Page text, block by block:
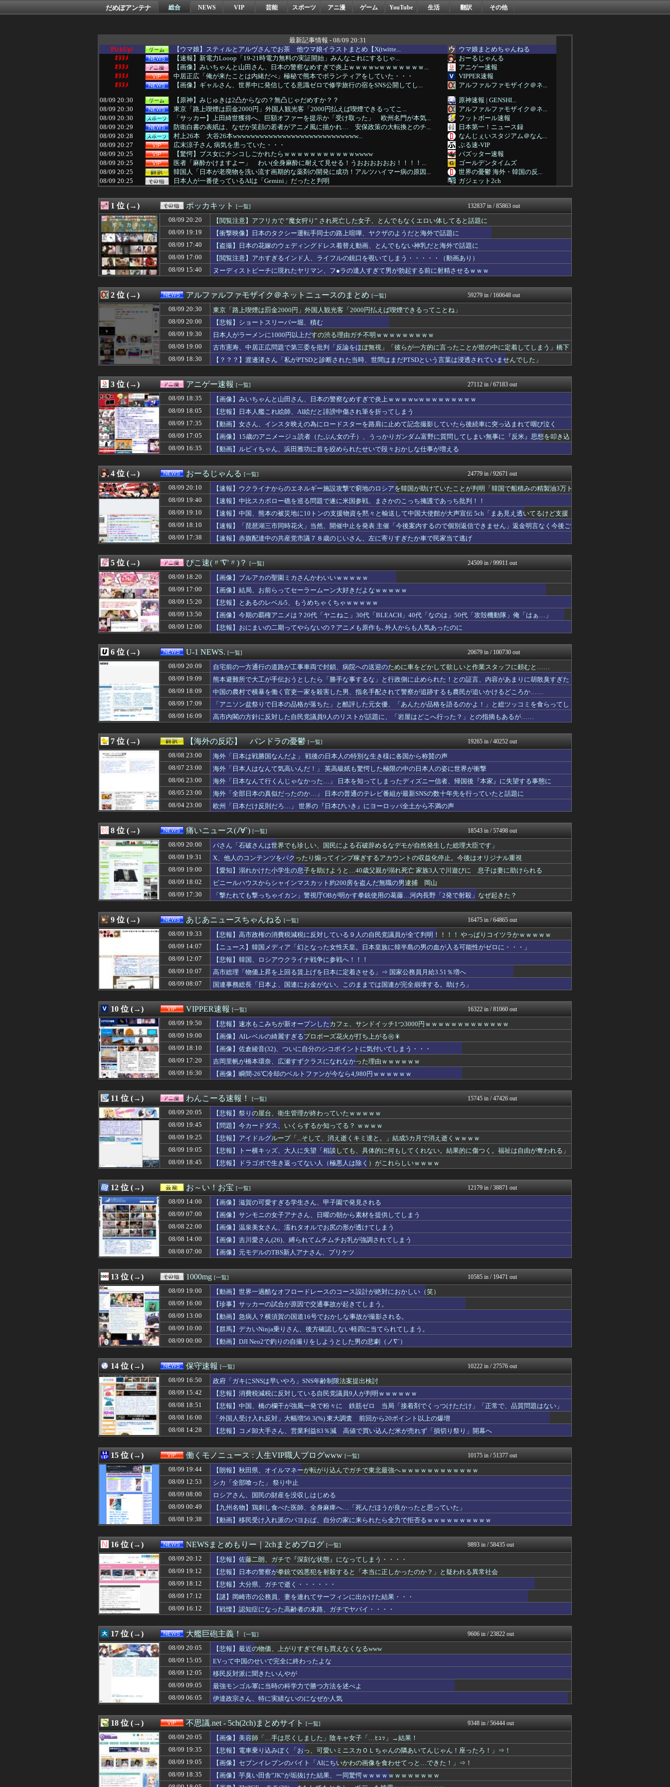
だめぽアンテナ 総合 NEWS VIP 芸能 スポーツ アニ漫 ゲーム YouTube 生活 翻訳 その他
最新記事情報 - 08/09 20:31
PickUp!
【ウマ娘】スティルとアルヴさんでお茶 他ウマ娘イラストまとめ【X(twitte...
ウマ娘まとめちゃんねる
ｵﾇﾇﾒ
【速報】新電力Looop「19-21時電力無料の実証開始」みんなこれにするじゃ...
おーるじゃんる
ｵﾇﾇﾒ
【画像】みいちゃんと山田さん、日本の警察なめすぎで炎上ｗｗｗｗwｗｗｗｗｗｗｗ...
アニゲー速報
ｵﾇﾇﾒ
中居正広「俺が来たことは内緒だべ」極秘で熊本でボランティアをしていた・・・
VIPPER速報
ｵﾇﾇﾒ
【画像】ギャルさん、世界中に発信してる意識ゼロで修学旅行の宿をSNS公開してし...
アルファルファモザイク＠ネ...
08/09 20:30
【原神】みじゅきは2凸からなの？無凸じゃだめすか？？
原神速報 | GENSHI...
08/09 20:30
東京「路上喫煙は罰金2000円」外国人観光客「2000円払えば喫煙できるってこ...
アルファルファモザイク＠ネ...
08/09 20:30
「サッカー】上田綺世獲得へ、巨額オファーを提示か「受け取った」 欧州名門が本気...
フットボール速報
08/09 20:29
防衛白書の表紙は、なぜか笑顔の若者がアニメ風に描かれ… 安保政策の大転換とのチ...
日本第一！ニュース録
08/09 20:28
村上26本 大谷26本wwwwwwwwwwwwwwwwwwwwwwwwwwww...
なんじぇいスタジアム＠なん...
08/09 20:27
広末涼子さん 病気を患っていた・・・
ぶる速-VIP
08/09 20:25
【驚愕】ブス女にチンコしごかれたらｗｗｗｗｗｗｗｗｗｗｗwwww
バズッター速報
08/09 20:25
医者「麻酔かけますよー」 わい(全身麻酔に耐えて見せる！うおおおおおお！！！！...
ゴールデンタイムズ
08/09 20:25
韓国人「日本が老廃物を洗い流す画期的な薬剤の開発に成功！アルツハイマー病の原因...
世界の憂鬱 海外・韓国の反...
08/09 20:25
日本人が一番使っているAIは「Gemini」だったと判明
ガジェット2ch
08/09 20:20
韓国人のキムチ消費量が15年で急減 「1日中食べない」人も増加
キムチ速報
08/09 20:20
【閲覧注意】アフリカで ”魔女狩り” され死亡した女子、とんでもなくエロい体し...
ポッカキット
08/09 20:18
8月9日 ロッテ７－２オリックス ルケーシーが初先発で4回2失点、初回山口の一...
まとめロッテ！
08/09 20:18
【悲報】ドラゴンボールセル編の戦犯、ガチでアイツ一択だったｗｗｗｗ
アニはつ -アニメ発信場-
08/09 20:15
【画像】最近のアラフィフ女性、限界突破してしまうWWWW
まとめCUP
08/09 20:14
【敗戦】西武ファン集合（2026.8.9）
やみ速@なんJ西武まとめ
08/09 20:13
海外の反応アニメ【BLEACＨ 千年血戦篇-禍進譚-】第43話感想「今後一切の...
世界のジャンプ速報
08/09 20:12
【朗報】カープ鈴木健矢、6回2安打1失点！床田の代役先発で快投し鯉党に絶賛され...
広島東洋カープまとめブログ...
08/09 20:12
【画像】嫁の浮気が発覚。中学生になる子供たちに離婚理由は話した方がいい？
浮気ちゃんねる
08/09 20:12
私が作った餃子ラーメンを見てくれ←「見事だ」（海外の反応）
海外さんいらっしゃい 海外...
08/09 20:11
【ホロライブ】急にエッッなイラスト出してきてびっくりしたで
ホロ速
08/09 20:11
「撃たれても撃っちゃイカン」警視庁OBが明かす拳銃使用の葛藤…河内長野「2発で...
08/09 20:11
【悲報】渡邊渚さん、意味深フォトwwwwwwwwwwwwwwww（画像あり）
mashlife通信
08/09 20:10
【阪神対中日19回戦】阪神・近本、中日・柳から今季第1号先制ソロホームラン！！...
08/09 20:10
パルワールドを43インチ4kでプレイすると迫力がすごい！
08/09 20:10
ドイツ空港のウクライナ支援機を狙った軍用爆弾ドローン、空港職員が蹴り落として偶...
ゴールデンタイムズ
08/09 20:10
アシックス里山スタジアムの増席工事が完了…収容人数は従来の5,316人から8,...
Samurai GOAL
08/09 20:10
【動画】巨乳ギャルさん、お◯ぱいがバインバインｗｗｗｗｗｗｗｗｗｗｗｗｗｗｗ
なんJミュージアム
08/09 20:10
【速報】ウクライナからのエネルギー施設攻撃で窮地のロシアを韓国が助けていたこと...
おーるじゃんる
08/09 20:09
ワイ、スパチャじゃなくて「普通のコメント」で兎田ぺこらに読み上げられるw
トレンドの通り道
08/09 20:09
自宅前の一方通行の道路が工事車両で封鎖、病院への送迎のために車をどかして欲しい...
U-1 NEWS.
08/09 20:09
すいとんってもしかして貧乏ご飯？子供と食べてたすいとんを体調の悪い夫に勧めた
おうち速報
08/09 20:09
【悲報】名探偵プリキュア、前作から売上が10億円ダウンwwwwwwwww
08/09 20:08
【驚愕】名作『スーパーの裏でヤニ吸うふたり』とかいうアニメ、凄い事に気付いた！...
デジタルニューススレッド
08/09 20:06
ニートの弟が住む格安マンションへ行ったらゴミの中でガリガリに痩せて倒れてた。風...
修羅場ライフ速報
08/09 20:06
【動画】海外の変態、レベチｗｗｗｗｗｗｗ
まにゅそく 2chまとめニ...
08/09 20:05
【画像】美容師「…手は尽くしました」陰キャ女子「…ﾋｭｯ」→結果！
不思議.net - 5ch...
08/09 20:05
音楽の「バンド」って意味あるんか？
V系まとめ速報
08/09 20:05
ダウンロード版買うやつの特徴「５０％OFFが購入最低ライン」
げぇ速
08/09 20:05
【郎報】新人エロ漫画家「デカケツのエロ漫画を描くか…」←1000万円稼いでしま...
アニチャット
08/09 20:05
【ロッテ対オリックス20回戦】ロッテ またも八木が白星 パ2位無傷の9勝目 2...
なんじぇいスタジアム＠なん...
【画像】白石麻衣(33)さん、セクシーマダムみたいな妖艶なビジュアルが話題にな...
女子アナお宝画像速報－5c...
08/09 20:05
【悲報】祭りの屋台、衛生管理が終わっていたｗｗｗｗｗ
わんこーる速報！
08/09 20:05
謎の勢力「AI発展したらお前らは皆クビになるわ」→未だかつてAIのせいで失業し...
ニュース30over
08/09 20:04
お前ら今期アニメ何見てるの？
おたくみくす 声優まとめ
08/09 20:03
向かいの倉庫が火の海となり、私は一人で家に水をかけ続けた。近所の人も兄嫁も「心...
修羅の華-家庭・生活まとめ
08/09 20:02
【画像】Hカップグラドル「どんな私も愛してね❤」
いたしん！
08/09 20:02
ナイトガンダム物語←ナイトガンダムしか覚えてないという事実
GUNDAM.LOG｜ガン...
08/09 20:01
アップルVSマイクロソフトならどっちが強いんや？
08/09 20:01
【画像】人工肛門の松本人志さん、最新の姿に心配の声殺到…
凹凸ちゃんねる 発達障害・...
08/09 20:00
【遊戯王情報】「Yu-Gi-Oh! WORLD CHAMPIONSHIP 20...
スターライト速報 -遊戯王...
08/09 20:00
本来悪い意味じゃないのにもはやマイナスイメージしかない言葉ｗｗｗ
08/09 20:00
【動画】ルビィちゃん、浜田雅功に首を絞められたせいで段々おかしな仕事が増える
キニ速
08/09 20:00
【クレーマー】「電話とかせんでいいからそのままおいで」的なこと言ったら何とも有...
モナニュース
08/09 20:00
ニュータッチとかいう御当地ラーメンメーカーがほぼ全国制覇しててワロタｗｗｗｗ
ラーメン速報｜2chまとめ...
08/09 20:00
【お通しおでん食べ放題】激安居酒屋来たから実況するで
08/09 20:00
【画像】日向5期のフトモモ、大変なことになってるって...
乃木通 乃木坂46櫻坂46...
08/09 20:00
【勝利の女神：NIKKE】Hyper Body「シンデレラ」可動フィギュア【明...
fig速
学校行事で上履きやエプロンが必要になる度に『学校で用意して！買うならお金ちょう...
渡る世間はキチばかり - ...
08/09 20:00
パさん「石破さんは世界でも珍しい、国民による石破辞めるなデモが自然発生した総理...
痛いニュース(ﾉ∀`)
08/09 20:00
【画像】札幌の激安居酒屋来たから実況するで【実況】
2chまとめ・読み物・長編...
08/09 20:00
【悲報】ソシャゲ、次々とサ終→会社が過去最多で倒産しまくってしまう・・・
投資ちゃんねる
08/09 20:00
【ネット史】「鏡の中のアクトレス事件」夫は正しかったのに、なぜ喧嘩は終わらなか...
哲学ニュースnwk
08/09 20:00
【ウマ娘】さすがKFCはよく分かってらっしゃる…
パカ娘速報！！ウマ娘まとめ...
08/09 20:00
北アルプス槍ヶ岳の北鎌尾根付近で若い男性の遺体発見 尾根から数百メートル下の急...
登山ちゃんねる
08/09 20:00
いまだに続いていると聞いてビビる漫画「ながされて藍蘭島」「咲-Saki-」「ら...
08/09 20:00
千早「皆と仲良くなりたい」
08/09 20:00
【悲報】ショートスリーパー堀、積む
アルファルファモザイク＠ネ...
08/09 20:00
【歴史】「ああァ、だまされちゃった。今度生れる時はアメリカへ生れるぞ」 ２２歳...
みそパンNEWS
【お通し食べ放題】激安居酒屋来たから実況するでwwwwwwww（画像あり）
まんぷくにゅーす
08/09 20:00
海外「ピスタチオと一緒に、殻を入れる器まで出してある家」そこでもう全部の説明が...
Ask Reddit まと...
08/09 20:00
『スーパーロボット大戦』谷口監督「ガン×ソードが先なの、とちょっとびっくりしま...
けおけお速報
08/09 20:00
韓国人「サムスン電子が3%下落する時、レバレッジは-11%…上場わずか10日で...
08/09 20:00
『MYST』シリーズって正直ADVゲームの最高傑作だよね
ゆるゲーマー遅報
08/09 20:00
ポルカ「麻衣ちゃんいつもの…///」ｷﾞ〇ｷﾞ〇麻衣「……はぁ」
08/09 20:00
今週のファッショントレンドまとめ（2026年8月3日～8月9日）
ファ板速報
08/09 20:00
芸能人の移住報告が相次ぐ… 理由に「教育移住」 菊地亜美、舟山久美子、優木まお...
エアライン本舗
08/09 20:00
【悲報】”サ終”相次ぐスマホゲーム、倒産も急増 過去最多ペースで推移
カンダタ速報
08/09 19:59
【驚愕】名作『スーパーの裏でヤニ吸うふたり』とかいうアニメ、凄い事に気付いた…...
デジタルニューススレッド
08/09 19:58
【速報】見たことない魔物を揺らしまくる生足かほりんwwwwwwwww
08/09 19:58
【鬼ｼｺ画像】巨乳ババア先輩(33)、休日にセフレ男とのセク口スでイキまくって...
えっ!?またここのサイト?
08/09 19:57
朝活してる人。何時に起きて何してる？
基地沢直樹-復讐・修羅場・...
08/09 19:57
良いなと思ってた上司が電車の窓を拳で叩いて勝ち誇ったような顔で中指を立ててる所...
基地沢直樹-復讐・修羅場・...
08/09 19:56
SB前田悠伍(20) 1.75 10勝0敗 77回
なんじぇいスタジアム＠なん...
08/09 19:56
宗教ってすごい発明だよね
まとめたニュース
上げ底で「食べやすいサイズになりました」→実質値上げでは！？ 物価上昇が続く中...
国難にあってもの申す！！
【画像】 ワンピース原作者「何が "ちいかわ" だ」
なんJ PRIDE
08/09 19:53
（ ´_ゝ`）サンモニ、永住許可厳格化を批判 ジャーナリスト「永住権は生活の基...
08/09 19:53
【速報】日本代表MF佐野航大、オランダ王者PSV加入キター、兄弟そろって凄すぎ...
【サッカー まとめ】サカラ...
08/09 19:53
【勝利】ホークスファン集合（2026.8.9）
鷹速@ホークスまとめブログ
08/09 19:52
【悲報】ルビィちゃんの声優、落とし穴に落とされる・・・
ぐら速 -声優まとめ速報-
08/09 19:50
【悲報】速水もこみちが新オープンしたカフェ、サンドイッチ1つ3000円ｗｗｗｗ...
VIPPER速報
08/09 19:50
【画像】速水もこみちが新オープンしたカフェ、サンドイッチ1つ3000円wwww...
ラビット速報
08/09 19:48
【画像】タコ焼き100個入り1,980円買いか？
アナ速‐女子アナ画像速報
08/09 19:48
【日向坂46】あの件、切り抜かれる・・・
08/09 19:47
【西武対ソフトバンク20回戦】ソフトバンク完封リレーで快勝 前田悠は７回無失点...
なんじぇいスタジアム＠なん...
08/09 19:47
千葉県民あつまれ！
08/09 19:46
【試合後コメント】新庄監督｜楽天 19回戦｜コメントまとめ｜8/9
08/09 19:45
◆朗報◆プレミア昇格コヴェントリーMF坂元達裕、PSMでPSMエスパニョール戦...
WorldFootball...
08/09 19:45
佐倉綾音(32)、悠木碧（34）、早見沙織（35）←ここら辺の独身ベテラン声優...
(*ﾟ∀ﾟ)ゞカガクニュー...
08/09 19:44
【朗報】秋田県、オイルマネーが転がり込んでガチで東北最強へｗｗｗｗｗｗｗｗｗｗ...
働くモノニュース : 人生...
08/09 19:43
8割がGemini利用、ChatGPTは68% AI利用調査🤖
育児板拾い読み
08/09 19:43
【櫻坂46】「尖っていて...」メンバーの意外な友達事情が明らかに
08/09 19:42
中国人「中国では赤信号でも右折できます」
08/09 19:41
安かったからGANTZ全巻買ったんだが
理想ちゃんねる
08/09 19:41
ベトナム人「海外で有名になりすぎた母国の料理といえば何？」
海外の万国反応記＠海外の反...
ダルベック 打率.266 18本塁打 61打点 ←この人の評価
なんじぇいスタジアム＠なん...
「途中から急激につまらなくなった漫画」←なに思い浮かべた？
08/09 19:40
【動画】ノーパン女さん、激写されてしまうｗｗｗwｗｗｗｗｗｗｗｗ❤
なんJミュージアム
08/09 19:40
車で要らない装備、「電動シート」に決まる・・・ｗ
スコールちゃんねる｜２ちゃ...
08/09 19:40
中国製EVがスピードバンプで空転、進まずの動画が話題
にゅーすアルー！
08/09 19:40
【速報】中比スカボロー礁を巡る問題で遂に米国参戦、まさかのこっち擁護であっち批...
08/09 19:39
ヤフコメについて思うこと
08/09 19:39
嫁「本当に役立たず！」俺「もう限界だ…」→毎日のように浴びせられる暴言に耐えて...
鬼女はみた -修羅場・恋愛...
08/09 19:38
ピンクナンバー原付のマナーの悪さは異常
サイ速
08/09 19:37
【悲報】テイルズ「キャラS、戦闘S、声優S、シナリオD」←コイツが天下取れなか...
08/09 19:36
空調服やスポドリを完備していた50代男性、熱中症で死亡
08/09 19:35
スポーツにもに打ち込んで結構いい高校、国立大までいったのになんであんなんなっち...
子育てちゃんねる
08/09 19:34
【朗報】筋トレ民ぼく、最高の脚トレマシンに出会うｗｗｗｗｗｗ
筋肉速報
08/09 19:33
【悲報】高市政権の消費税減税に反対している９人の自民党議員が全て判明！！！！ ...
あじあニュースちゃんねる
08/09 19:33
【悲報】高樹沙耶のアニソン盆踊り批判「日本は品格落ちた」で大論争！過去の大麻発...
08/09 19:32
「鬼滅の刃」があそこまでヒットしたのって、やっぱ『ノイズ』が一切無いからよな！...
08/09 19:32
【画像】ビリー・アイリッシュ(24)さん、ライブでマンスジが見える衣装を着て炎...
いたしん！
08/09 19:32
【悲報】ディスクがあれば一生遊べるおじさん、嘘だった。識者「経年劣化で普通に割...
mutyunのゲーム+αブ...
08/09 19:31
浮気したのに最後まで被害者面してた妻
08/09 19:31
X、他人のコンテンツをパクったり煽ってインプ稼ぎするアカウントの収益化停止。今...
08/09 19:31
海外「無意味だ」長崎の平和祈念式典に海外から冷めた声（海外の反応）
海外のお前ら 海外の反応
08/09 19:31
【ウマ娘】スティルの音楽隊「ﾆｬｰﾝ」「ﾆｬｰﾝ」「ﾆｬｰﾝ」「ﾆｬｰﾝ?」
ウマ娘まとめ速報うまろぐ
08/09 19:30
パチンコ屋「人気配信者がやってくるぞ！」←パチンカスには有名な人なん？
パチンコ・パチスロ.com
08/09 19:30
シカ「全部喰った」 祭り中止10へ
キニ速
08/09 19:30
ドラクエ・堀井雄二氏ついに気づく「実況動画は宣伝になるのかどうなのかはわからな...
08/09 19:30
【原神】オデット、星四武器の中だと何が良いのかな？
08/09 19:30
マジでこれだけは日本製じゃないとダメな物・・・
【2ch】ニュー速クオリテ...
08/09 19:30
藤本美貴（41）さん「交際相手を選ぶときは顔は二の次、イケメンってつまらない」
芸能人の気になる噂
08/09 19:30
結婚のあいさつに彼の実家に行った。でも彼の母は私に対してほぼ無反応だった。 私...
08/09 19:30
日本人がラーメンに1000円以上だすの渋る理由ガチ不明ｗｗｗｗｗｗｗｗｗ
アルファルファモザイク＠ネ...
08/09 19:30
【サッカー】日本代表MF佐野航大、オランダ王者PSV加入が正式決定！ NEC史...
フットボール速報
08/09 19:30
ちいかわがギリギリ勝ってそうなキャラクタービジネスコンテンツ カンダタ速報
1 位 (→) ポッカキット [一覧] 132837 in / 85863 out
08/09 20:20
【閲覧注意】アフリカで ”魔女狩り” され死亡した女子、とんでもなくエロい体してると話題に
08/09 19:19
【衝撃映像】日本のタクシー運転手同士の路上喧嘩、ヤクザのようだと海外で話題に
08/09 17:40
【盗撮】日本の花嫁のウェディングドレス着替え動画、とんでもない神乳だと海外で話題に
08/09 17:00
【閲覧注意】アホすぎるインド人、ライフルの銃口を覗いてしまう・・・・・（動画あり）
08/09 15:40
ヌーディストビーチに現れたヤリマン、フ●ラの達人すぎて男が勃起する前に射精させるｗｗｗ
2 位 (→) アルファルファモザイク＠ネットニュースのまとめ [一覧] 59279 in / 160648 out
08/09 20:30
東京「路上喫煙は罰金2000円」外国人観光客「2000円払えば喫煙できるってことね」
08/09 20:00
【悲報】ショートスリーパー堀、積む
08/09 19:30
日本人がラーメンに1000円以上だすの渋る理由ガチ不明ｗｗｗｗｗｗｗｗｗ
08/09 19:00
古市憲寿、中居正広問題で第三委を批判「反論をほぼ無視」「彼らが一方的に言ったことが世の中に定着してしまう」橋下
徹も同調
08/09 18:30 【？？？】渡邊渚さん「私がPTSDと診断された当時、世間はまだPTSDという言葉は浸透されていませんでした」
3 位 (→) アニゲー速報 [一覧] 27112 in / 67183 out
08/09 18:35
【画像】みいちゃんと山田さん、日本の警察なめすぎで炎上ｗｗｗｗwｗｗｗｗｗｗｗｗｗ
08/09 18:05
【悲報】日本人艦これ絵師、AI絵だと誹謗中傷され筆を折ってしまう
08/09 17:35
【動画】女さん、インスタ映えの為にロードスターを路肩に止めて記念撮影していたら後続車に突っ込まれて咽び泣く
wwwwwwwwwwwwwww
08/09 17:05
【画像】15歳のアニメージュ読者（たぶん女の子）、うっかりガンダム富野に質問してしまい無事に『反米』思想を叩き込
まれる…
08/09 16:35 【動画】ルビィちゃん、浜田雅功に首を絞められたせいで段々おかしな仕事が増える
4 位 (→) おーるじゃんる [一覧] 24779 in / 92671 out
08/09 20:10
【速報】ウクライナからのエネルギー施設攻撃で窮地のロシアを韓国が助けていたことが判明「韓国で船積みの精製油3万ト
ンがロシア行き」
08/09 19:40
【速報】中比スカボロー礁を巡る問題で遂に米国参戦、まさかのこっち擁護であっち批判！！
08/09 19:10
【速報】中国、熊本の被災地に10トンの支援物資を黙々と輸送して中国大使館が大声宣伝 5ch「まあ見え透いてるけど支援
はありがとね」
08/09 18:10
【速報】「琵琶湖三市同時花火」当然、開催中止を発表 主催「今後案内するので個別返信できません」返金明言なく今後ご
案内で終わる
08/09 17:38 【速報】赤旗配達中の共産党市議７８歳のじいさん、左に寄りすぎたか車で民家当て逃げ
5 位 (→) ぴこ速(〃'∇'〃)？ [一覧] 24509 in / 99911 out
08/09 18:20
【画像】ブルアカの聖園ミカさんかわいいｗｗｗｗｗ
08/09 17:00
【画像】結局、お前らってセーラームーン大好きだよなｗｗｗｗｗ
08/09 15:20
【悲報】とあるのレベル5、もうめちゃくちゃｗｗｗｗｗ
08/09 13:50
【画像】今期の覇権アニメは？20代「ヤニねこ」30代「BLEACH」40代「なのは」50代「攻殻機動隊」俺「はぁ…」
08/09 12:00
【悲報】おにまいの二期ってやらないの？アニメも原作も､外人からも人気あったのに
6 位 (→) U-1 NEWS. [一覧] 20679 in / 100730 out
08/09 20:09
自宅前の一方通行の道路が工事車両で封鎖、病院への送迎のために車をどかして欲しいと作業スタッフに頼むと……
08/09 19:09
熊本避難所で大工が手伝おうとしたら「勝手な事するな」と行政側に止められた！との証言、内容があまりに胡散臭すぎた
結果……
08/09 18:09
中国の農村で横暴を働く官吏一家を殺害した男、指名手配されて警察が追跡するも農民が追いかけるどころか……
08/09 17:09
「アニソン盆祭りで日本の品格が落ちた」と酷評した元女優、「あんたが品格を語るのかよ！」と総ツッコミを食らってし
まい……
08/09 16:09 高市内閣の方針に反対した自民党議員9人のリストが話題に、「岩屋はどこへ行った？」との指摘もあるが……
7 位 (→) 【海外の反応】 パンドラの憂鬱 [一覧] 19265 in / 40252 out
08/08 23:00
海外「日本は戦勝国なんだよ」 戦後の日本人の特別な生き様に各国から称賛の声
08/07 23:00
海外「日本人はなんて気高いんだ！」 英高級紙も驚愕した極限の中の日本人の姿に世界が衝撃
08/06 23:00
海外「日本なんて行くんじゃなかった…」 日本を知ってしまったディズニー信者、帰国後『本家』に失望する事態に
08/05 23:00
海外「全部日本の真似だったのか…」 日本の普通のテレビ番組が最新SNSの数十年先を行っていたと話題に
08/04 23:00
欧州「日本だけ反則だろ…」 世界の『日本びいき』にヨーロッパ全土から不満の声
8 位 (→) 痛いニュース(ﾉ∀`) [一覧] 18543 in / 57498 out
08/09 20:00
パさん「石破さんは世界でも珍しい、国民による石破辞めるなデモが自然発生した総理大臣です」
08/09 19:31
X、他人のコンテンツをパクったり煽ってインプ稼ぎするアカウントの収益化停止。今後はオリジナル重視
08/09 19:00
【愛知】溺れかけた小学生の息子を助けようと…40歳父親が溺れ死亡 家族3人で川遊びに 息子は妻に助けられる
08/09 18:02
ビニールハウスからシャインマスカット約200房を盗んだ無職の男逮捕 岡山
08/09 17:30
「撃たれても撃っちゃイカン」警視庁OBが明かす拳銃使用の葛藤…河内長野「2発で射殺」なぜ起きた？
9 位 (→) あじあニュースちゃんねる [一覧] 16475 in / 64865 out
08/09 19:33
【悲報】高市政権の消費税減税に反対している９人の自民党議員が全て判明！！！！ やっぱりコイツラかｗｗｗｗｗ
08/09 14:07
【ニュース】韓国メディア「幻となった女性天皇。日本皇族に韓半島の男の血が入る可能性がゼロに・・・」
08/09 12:07
【悲報】韓国、ロシアウクライナ戦争に参戦へ！！！
08/09 10:07
高市総理「物価上昇を上回る賃上げを日本に定着させる」⇒ 国家公務員月給3.51％増へ
08/09 08:07
国連事務総長「日本よ、国連にお金がない。このままでは国連が完全崩壊する。助けろ」
10 位 (→) VIPPER速報 [一覧] 16322 in / 81060 out
08/09 19:50
【悲報】速水もこみちが新オープンしたカフェ、サンドイッチ1つ3000円ｗｗｗｗｗｗｗｗｗｗｗｗｗ
08/09 19:00
【画像】AIレベルの綺麗すぎるプロポーズ花火が打ち上がる㊗🎇
08/09 18:10
【画像】佐倉綾音(32)、ついに自分のシコポイントに気付いてしまう・・・
08/09 17:20
吉岡里帆が橋本環奈、広瀬すずクラスになれなかった理由ｗｗｗｗｗｗ
08/09 16:30
【画像】瞬間-26℃冷却のベルトファンが今なら4,980円ｗｗｗｗｗｗ
11 位 (→) わんこーる速報！ [一覧] 15745 in / 47426 out
08/09 20:05
【悲報】祭りの屋台、衛生管理が終わっていたｗｗｗｗｗ
08/09 19:45
【問題】今カードダス、いくらするか知ってる？ ｗｗｗｗ
08/09 19:25
【悲報】アイドルグループ「...そして、消え逝くキミ達と。」結成5カ月で消え逝くｗｗｗｗ
08/09 19:05
【悲報】トー横キッズ、大人に失望「相談しても、具体的に何もしてくれない。結果的に傷つく。福祉は自由が奪われる」
08/09 18:45
【悲報】ドラゴボで生き返ってない人（極悪人は除く）がこれらしいｗｗｗｗ
12 位 (→) お～い！お宝 [一覧] 12179 in / 38871 out
08/09 14:00
【画像】滋賀の可愛すぎる学生さん、甲子園で発見される
08/09 07:00
【画像】サンモニの女子アナさん、日曜の朝から素材を提供してしまう
08/08 22:00
【画像】温泉美女さん、濡れタオルでお尻の形が透けてしまう
08/08 14:00
【画像】吉川愛さん(26)、縛られてムチムチお乳が強調されてしまう
08/08 07:00
【画像】元モデルのTBS新人アナさん、プリケツ
13 位 (→) 1000mg [一覧] 10585 in / 19471 out
08/09 19:00
【動画】世界一過酷なオフロードレースのコース設計が絶対におかしい（笑）
08/09 16:00
【珍事】サッカーの試合が原因で交通事故が起きてしまう。
08/09 13:00
【動画】急病人？横須賀の国道16号でおかしな事故が撮影される。
08/09 10:00
【群馬】デカいNinja乗りさん、後方確認しない軽四に当てられてしまう。
08/09 00:00
【動画】DJI Neo2で釣りの自撮りをしようとした男の悲劇（ノ∇`）
14 位 (→) 保守速報 [一覧] 10222 in / 27576 out
08/09 16:50
政府「ガキにSNSは早いやろ」SNS年齢制限法案提出検討
08/09 15:42
【悲報】消費税減税に反対している自民党議員9人が判明ｗｗｗｗｗｗ
08/08 18:51
【悲報】中国、橋の欄干が強風一発で粉々に 鉄筋ゼロ 当局「接着剤でくっつけただけ」「正常で、品質問題はない」
08/08 16:00
「外国人受け入れ反対」大幅増56.3(%) 東大調査 前回から20ポイント以上の爆増
08/08 14:28
【悲報】コメ卸大手さん、営業利益83％減 高値で買い込んだ米が売れず「損切り祭り」開幕へ
15 位 (→) 働くモノニュース : 人生VIP職人ブログwww [一覧] 10175 in / 51377 out
08/09 19:44
【朗報】秋田県、オイルマネーが転がり込んでガチで東北最強へｗｗｗｗｗｗｗｗｗｗｗｗ
08/09 12:53
シカ「全部喰った」 祭り中止
08/09 08:00
ロシアさん、国民の財産を没収しはじめる
08/09 00:49
【九州名物】鶏刺し食べた医師、全身麻痺へ…「死んだほうが良かったと思っていた」
08/08 19:38
【動画】移民受け入れ派のパヨおば、自分の家に来られたら全力で拒否るｗｗｗｗｗｗｗｗｗｗ
16 位 (→) NEWSまとめもりー｜2chまとめブログ [一覧] 9893 in / 58435 out
08/09 20:12
【悲報】佐藤二朗、ガチで『深刻な状態』になってしまう・・・・
08/09 19:12
【悲報】日本の警察が拳銃で凶悪犯を射殺すると「本当に正しかったのか？」と疑われる異常社会
08/09 18:12
【悲報】大分県、ガチで逝く・・・・・・
08/09 17:12
【謎】岡崎市の公務員、妻を連れてサーフィンに出かけた結果・・・
08/09 16:12
【戦慄】認知症になった高齢者の末路、ガチでヤバイ・・・・
17 位 (→) 大艦巨砲主義！ [一覧] 9606 in / 23822 out
08/09 20:05
【悲報】最近の物価、上がりすぎて何も買えなくなるwww
08/09 15:05
EVって中国のせいで完全に終わったよな
08/09 12:05
移民反対派に聞きたいんやが
08/09 09:05
最強モンゴル軍に当時の科学力で勝つ方法を述べよ
08/09 06:05
伊達政宗さん、特に実績ないのになぜか人気
18 位 (→) 不思議.net - 5ch(2ch)まとめサイト [一覧] 9348 in / 56444 out
08/09 20:05
【画像】美容師「…手は尽くしました」陰キャ女子「…ﾋｭｯ」→結果！
08/09 19:35
【悲報】電車乗り込みぼく「おっ、可愛いミニスカＯＬちゃんの隣あいてんじゃん！座ったろ！」⇒！
08/09 19:05
【画像】セブンイレブンのバイト「AIにちいかわの画像を食わせてっと…できた！」⇒！
08/09 18:35
【画像】芋臭い田舎”JK”が垢抜けた結果、一同驚愕ｗｗｗｗｗｗｗｗｗｗｗｗ